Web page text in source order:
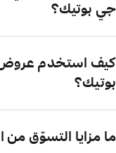
جي بوتيك؟
كيف استخدم
بوتيك؟
ما مزايا التسوّق